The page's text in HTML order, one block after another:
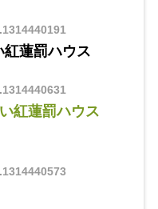
紅蓮罰ハウス
紅蓮罰ハウス